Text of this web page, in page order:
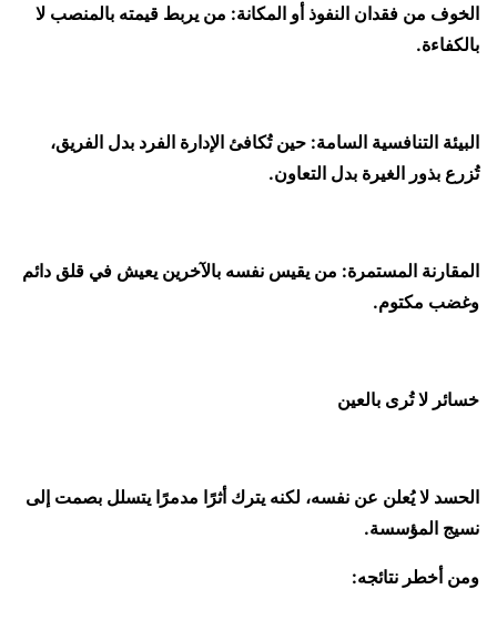
الخوف من فقدان النفوذ أو المكانة: من يربط قيمته بالمنصب لا
بالكفاءة.
البيئة التنافسية السامة: حين تُكافئ الإدارة الفرد بدل الفريق،
تُزرع بذور الغيرة بدل التعاون.
المقارنة المستمرة: من يقيس نفسه بالآخرين يعيش في قلق دائم
وغضب مكتوم.
خسائر لا تُرى بالعين
الحسد لا يُعلن عن نفسه، لكنه يترك أثرًا مدمرًا يتسلل بصمت إلى
نسيج المؤسسة.
ومن أخطر نتائجه: